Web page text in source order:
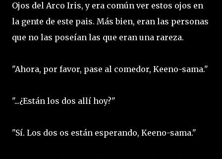
Ojos del Arco Iris, y era común ver estos ojos en
la gente de este pais. Más bien, eran las personas
que no las poseían las que eran una rareza.
"Ahora, por favor, pase al comedor, Keeno-sama."
"...¿Están los dos allí hoy?"
"Sí. Los dos os están esperando, Keeno-sama."